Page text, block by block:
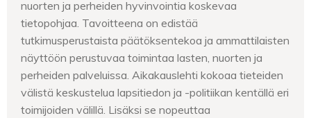
nuorten ja perheiden hyvinvointia koskevaa
tietopohjaa. Tavoitteena on edistää
tutkimusperustaista päätöksentekoa ja ammattilaisten
näyttöön perustuvaa toimintaa lasten, nuorten ja
perheiden palveluissa. Aikakauslehti kokoaa tieteiden
välistä keskustelua lapsitiedon ja -politiikan kentällä eri
toimijoiden välillä. Lisäksi se nopeuttaa